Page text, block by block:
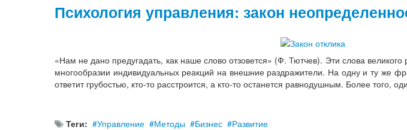
Психология управления: закон
«Нам не дано предугадать, как наше слово отзовется» (Ф. Тютчев). Эти слова великого
многообразии индивидуальных реакций на внешние раздражители. На одну и ту же
ответит грубостью, кто-то расстроится, а кто-то останется равнодушным. Более того,
Теги: Управление Методы Бизнес Развитие